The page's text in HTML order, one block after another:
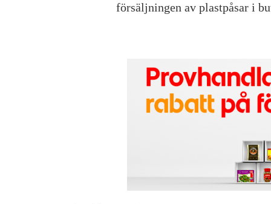
försäljningen av plastpåsar i